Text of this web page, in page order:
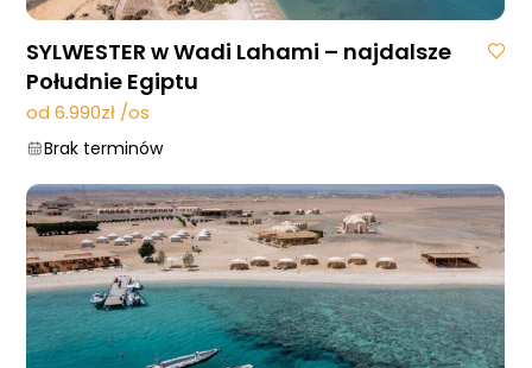
SYLWESTER w Wadi Lahami – najdalsze
Południe Egiptu
od 6.990zł /os
Brak terminów